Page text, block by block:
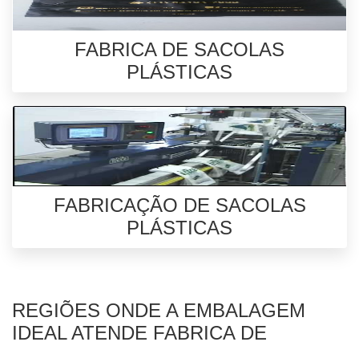
FABRICA DE SACOLAS
PLÁSTICAS
FABRICAÇÃO DE SACOLAS
PLÁSTICAS
REGIÕES ONDE A EMBALAGEM
IDEAL ATENDE FABRICA DE